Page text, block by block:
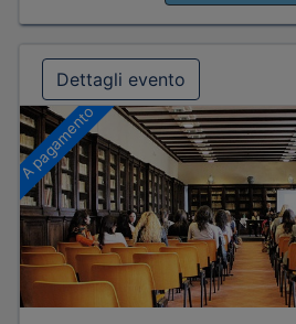
Dettagli evento
A pagamento